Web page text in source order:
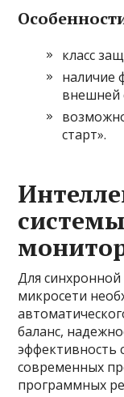
класс
наличие
внешней
старт».
Для
микросети
баланс,
эффективность
современных
программных